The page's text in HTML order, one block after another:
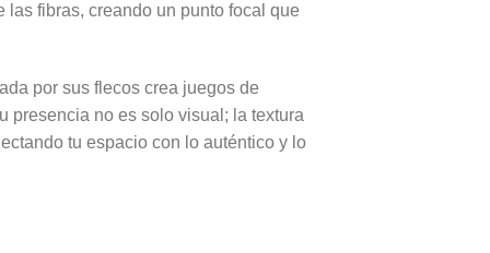
fibras, creando un punto focal que
por sus flecos crea juegos de
presencia no es solo visual; la textura
tu espacio con lo auténtico y lo